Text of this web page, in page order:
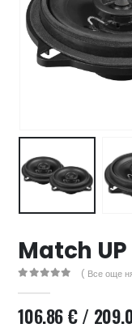
Match UP
( Все още
106.86€/
€
лв..